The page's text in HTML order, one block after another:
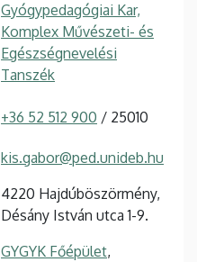
Gyógypedagógiai Kar,
Komplex Művészeti- és
Egészségnevelési
Tanszék
+36 52 512 900 / 25010
kis.gabor@ped.unideb.hu
4220 Hajdúböszörmény,
Désány István utca 1-9.
GYGYK Főépület,